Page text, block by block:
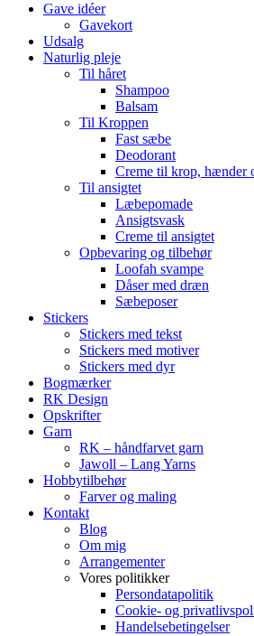
Gave idéer
Gavekort
Udsalg
Naturlig pleje
Til håret
Shampoo
Balsam
Til Kroppen
Fast sæbe
Deodorant
Creme til krop, hænder
Til ansigtet
Læbepomade
Ansigtsvask
Creme til ansigtet
Opbevaring og tilbehør
Loofah svampe
Dåser med dræn
Sæbeposer
Stickers
Stickers med tekst
Stickers med motiver
Stickers med dyr
Bogmærker
RK Design
Opskrifter
Garn
RK – håndfarvet garn
Jawoll – Lang Yarns
Hobbytilbehør
Farver og maling
Kontakt
Blog
Om mig
Arrangementer
Vores politikker
Persondatapolitik
Cookie- og
Handelsebetingelser